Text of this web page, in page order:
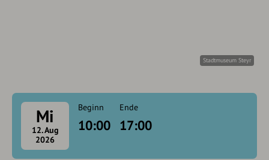
Stadtmuseum Steyr
Mi
12. Aug
2026
Beginn
10:00
Ende
17:00